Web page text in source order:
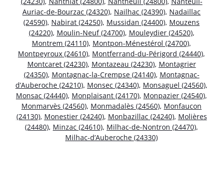
Auriac-de-Bourzac (24320), Nailhac (24390), Nadaillac
(24590), Nabirat (24250), Mussidan (24400), Mouzens
(24220), Moulin-Neuf (24700), Mouleydier (24520),
Montrem (24110), Montpon-Ménestérol (24700),
Montpeyroux (24610), Montferrand-du-Périgord (24440),
Montcaret (24230), Montazeau (24230), Montagrier
(24350), Montagnac-la-Crempse (24140), Montagnac-
d’Auberoche (24210), Monsec (24340), Monsaguel (24560),
Monsac (24440), Monplaisant (24170), Monpazier (24540),
Monmarvès (24560), Monmadalès (24560), Monfaucon
(24130), Monestier (24240), Monbazillac (24240), Molières
(24480), Minzac (24610), Milhac-de-Nontron (24470),
Milhac-d’Auberoche (24330)